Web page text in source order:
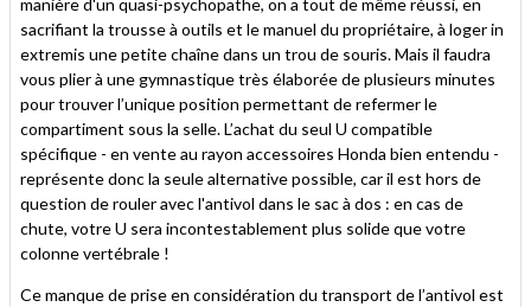
manière d'un quasi-psychopathe, on a tout de même réussi, en
sacrifiant la trousse à outils et le manuel du propriétaire, à loger in
extremis une petite chaîne dans un trou de souris. Mais il faudra
vous plier à une gymnastique très élaborée de plusieurs minutes
pour trouver l’unique position permettant de refermer le
compartiment sous la selle. L’achat du seul U compatible
spécifique - en vente au rayon accessoires Honda bien entendu -
représente donc la seule alternative possible, car il est hors de
question de rouler avec l'antivol dans le sac à dos : en cas de
chute, votre U sera incontestablement plus solide que votre
colonne vertébrale !
Ce manque de prise en considération du transport de l’antivol est